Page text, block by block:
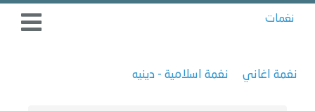
نغمات
نغمة اغاني نغمة اسلامية - دينيه